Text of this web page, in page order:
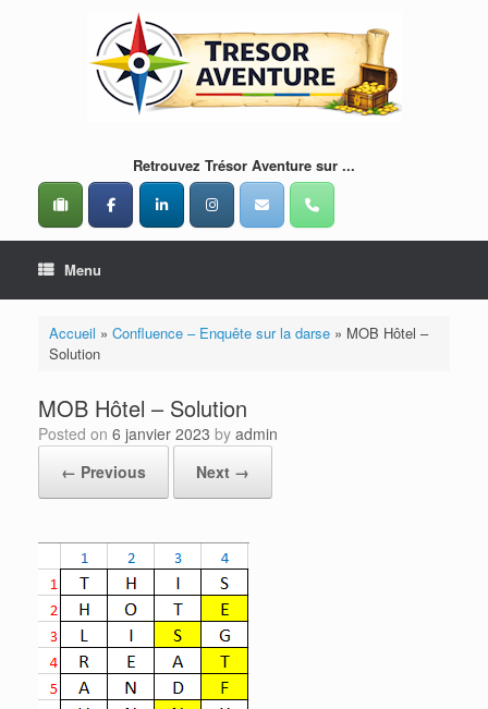
Retrouvez Trésor Aventure sur ...
Menu
Accueil » Confluence – Enquête sur la darse» MOB Hôtel –
Solution
MOB Hôtel – Solution
Posted on 6 janvier 2023 by admin
← Previous
Next →